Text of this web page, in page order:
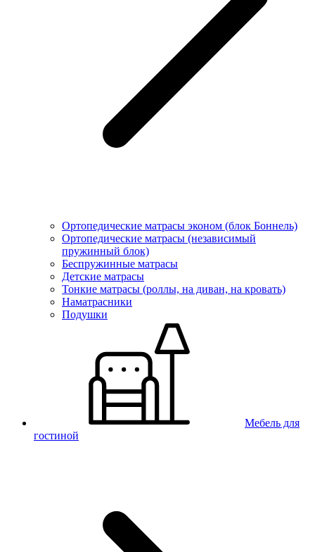
Ортопедические матрасы эконом (блок Боннель)
Ортопедические матрасы (независимый
пружинный блок)
Беcпружинные матрасы
Детские матрасы
Тонкие матрасы (роллы, на диван, на кровать)
Наматрасники
Подушки
Мебель для
гостиной